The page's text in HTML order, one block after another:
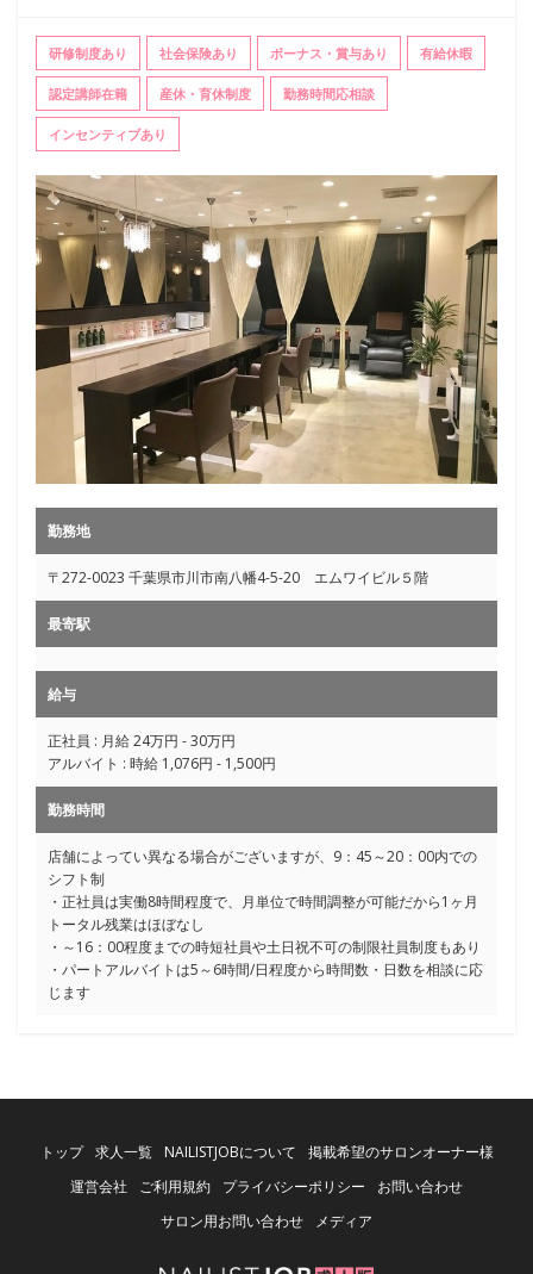
研修制度あり 社会保険あり ボーナス・賞与あり 有給休暇
認定講師在籍 産休・育休制度 勤務時間応相談
インセンティブあり
勤務地
〒272-0023 千葉県市川市南八幡4-5-20 エムワイビル５階
最寄駅
給与
正社員 : 月給 24万円 - 30万円
アルバイト : 時給 1,076円 - 1,500円
勤務時間
店舗によってい異なる場合がございますが、9：45～20：00内での
シフト制
・正社員は実働8時間程度で、月単位で時間調整が可能だから1ヶ月
トータル残業はほぼなし
・～16：00程度までの時短社員や土日祝不可の制限社員制度もあり
・パートアルバイトは5～6時間/日程度から時間数・日数を相談に応
じます
トップ 求人一覧 NAILISTJOBについて
掲載希望のサロンオーナー様
運営会社
ご利用規約 プライバシーポリシー
お問い合わせ
サロン用お問い合わせ
メディア